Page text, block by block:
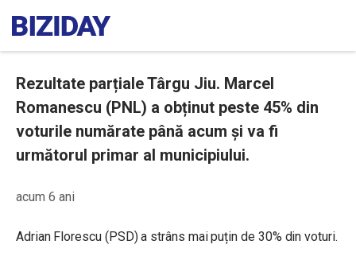
Rezultate parțiale Târgu Jiu. Marcel
Romanescu (PNL) a obținut peste 45% din
voturile numărate până acum și va fi
următorul primar al municipiului.
acum 6 ani
Adrian Florescu (PSD) a strâns mai puțin de 30% din voturi.